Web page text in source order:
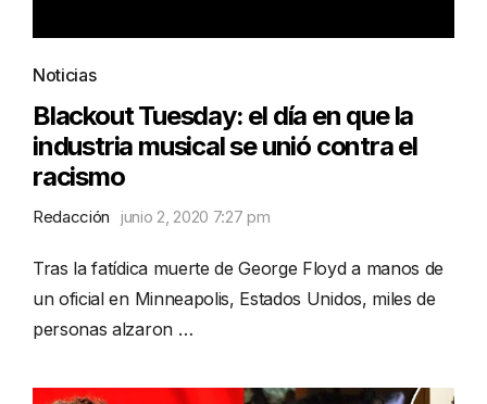
Noticias
Blackout Tuesday: el día en que la
industria musical se unió contra el
racismo
Redacción junio 2, 2020 7:27 pm
Tras la fatídica muerte de George Floyd a manos de
un oficial en Minneapolis, Estados Unidos, miles de
personas alzaron …